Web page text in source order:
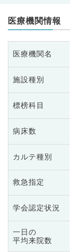
医療機関情報
医療機関名
施設種別
標榜科目
病床数
カルテ種別
救急指定
学会認定状況
一日の
平均来院数